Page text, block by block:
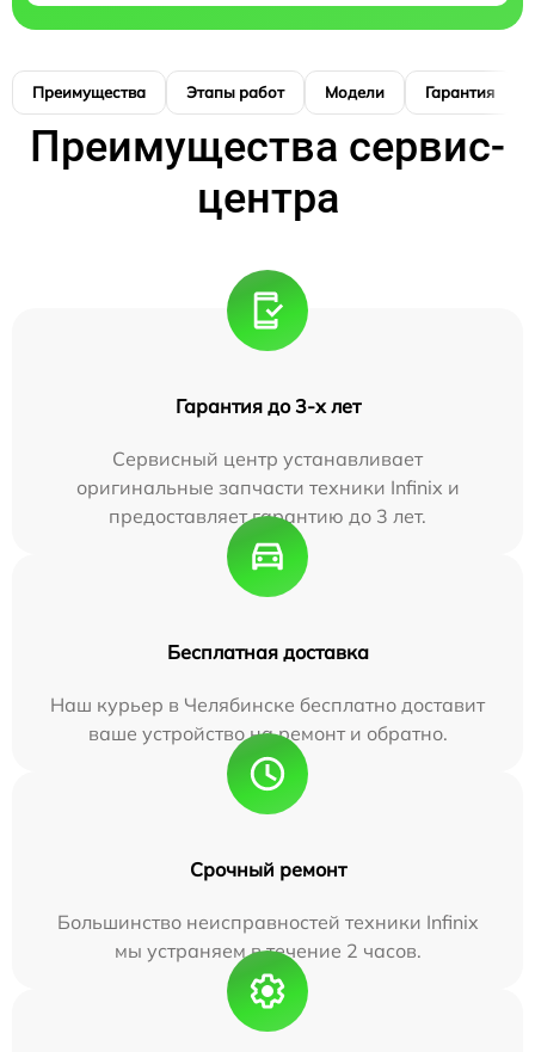
Преимущества Этапы работ Модели Гарантия
Преимущества сервис-
центра
Гарантия до 3-х лет
Сервисный центр устанавливает
оригинальные запчасти техники Infinix и
предоставляет гарантию до 3 лет.
Бесплатная доставка
Наш курьер в Челябинске бесплатно доставит
ваше устройство на ремонт и обратно.
Срочный ремонт
Большинство неисправностей техники Infinix
мы устраняем в течение 2 часов.